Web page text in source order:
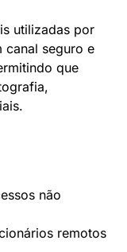
utilizadas por
canal seguro e
que
não
remotos